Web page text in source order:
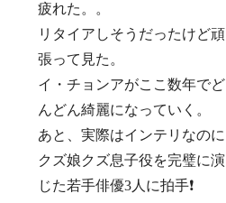
疲れた。。
リタイアしそうだったけど頑
張って見た。
イ・チョンアがここ数年でど
んどん綺麗になっていく。
あと、実際はインテリなのに
クズ娘クズ息子役を完璧に演
じた若手俳優3人に拍手❗